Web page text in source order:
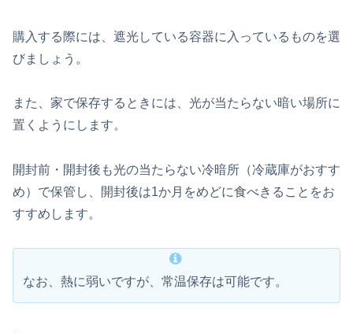
購入する際には、遮光している容器に入っているものを選
びましょう。
また、家で保存するときには、光が当たらない暗い場所に
置くようにします。
開封前・開封後も光の当たらない冷暗所（冷蔵庫がおすす
め）で保管し、開封後は1か月をめどに食べきることをお
すすめします。
なお、熱に弱いですが、常温保存は可能です。